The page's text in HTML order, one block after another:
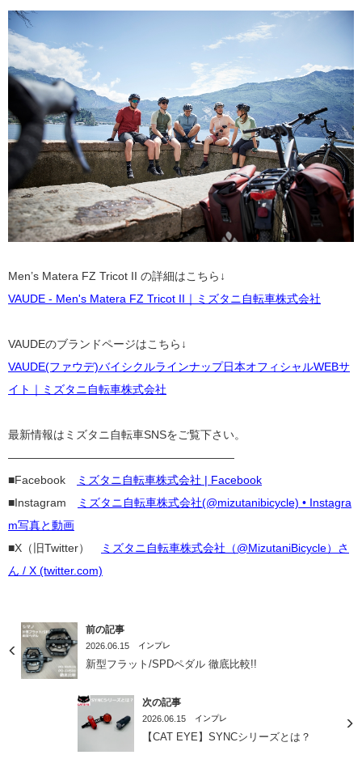
Men’s Matera FZ Tricot II の詳細はこちら↓
VAUDE - Men's Matera FZ Tricot II｜ミズタニ自転車株式会社
VAUDEのブランドページはこちら↓
VAUDE(ファウデ)バイシクルラインナップ日本オフィシャルWEBサ
イト｜ミズタニ自転車株式会社
最新情報はミズタニ自転車SNSをご覧下さい。
————————————————————
■Facebook
ミズタニ自転車株式会社 | Facebook
■Instagram
ミズタニ自転車株式会社(@mizutanibicycle) • Instagra
m写真と動画
■X（旧Twitter）
ミズタニ自転車株式会社（@MizutaniBicycle）さ
ん / X (twitter.com)
前の記事
2026.06.15 インプレ
新型フラット/SPDペダル 徹底比較!!
次の記事
2026.06.15 インプレ
【CAT EYE】SYNCシリーズとは？